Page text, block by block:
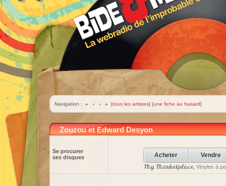
Navigation : « ‹ › » [tous les artistes] [une fiche au hasard]
Zouzou et Edward Desyon
Se procurer
ses disques
Acheter Vendre
My Marketplace, Vinyles à